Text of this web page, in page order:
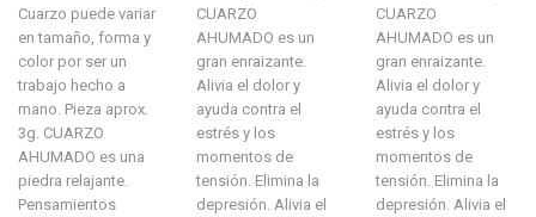
Cuarzo puede variar
en tamaño, forma y
color por ser un
trabajo hecho a
mano. Pieza aprox.
3g. CUARZO
AHUMADO es una
piedra relajante.
Pensamientos
CUARZO
AHUMADO es un
gran enraizante.
Alivia el dolor y
ayuda contra el
estrés y los
momentos de
tensión. Elimina la
depresión. Alivia el
CUARZO
AHUMADO es un
gran enraizante.
Alivia el dolor y
ayuda contra el
estrés y los
momentos de
tensión. Elimina la
depresión. Alivia el